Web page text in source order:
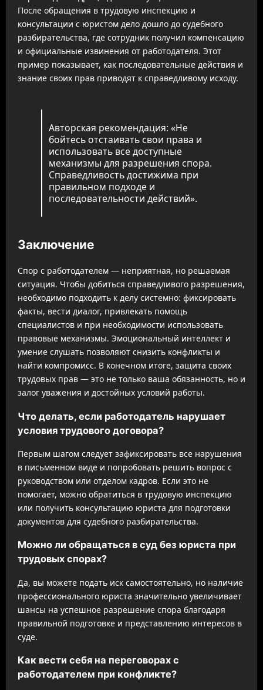
После обращения в трудовую инспекцию и
консультации с юристом дело дошло до судебного
разбирательства, где сотрудник получил компенсацию
и официальные извинения от работодателя. Этот
пример показывает, как последовательные действия и
знание своих прав приводят к справедливому исходу.
Авторская рекомендация: «Не
бойтесь отстаивать свои права и
использовать все доступные
механизмы для разрешения спора.
Справедливость достижима при
правильном подходе и
последовательности действий».
Заключение
Спор с работодателем — неприятная, но решаемая
ситуация. Чтобы добиться справедливого разрешения,
необходимо подходить к делу системно: фиксировать
факты, вести диалог, привлекать помощь
специалистов и при необходимости использовать
правовые механизмы. Эмоциональный интеллект и
умение слушать позволяют снизить конфликты и
найти компромисс. В конечном итоге, защита своих
трудовых прав — это не только ваша обязанность, но и
залог уважения и достойных условий работы.
Что делать, если работодатель нарушает
условия трудового договора?
Первым шагом следует зафиксировать все нарушения
в письменном виде и попробовать решить вопрос с
руководством или отделом кадров. Если это не
помогает, можно обратиться в трудовую инспекцию
или получить консультацию юриста для подготовки
документов для судебного разбирательства.
Можно ли обращаться в суд без юриста при
трудовых спорах?
Да, вы можете подать иск самостоятельно, но наличие
профессионального юриста значительно увеличивает
шансы на успешное разрешение спора благодаря
правильной подготовке и представлению интересов в
суде.
Как вести себя на переговорах с
работодателем при конфликте?